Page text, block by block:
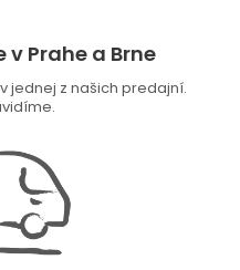
Prahe a Brne
jednej z našich predajní.